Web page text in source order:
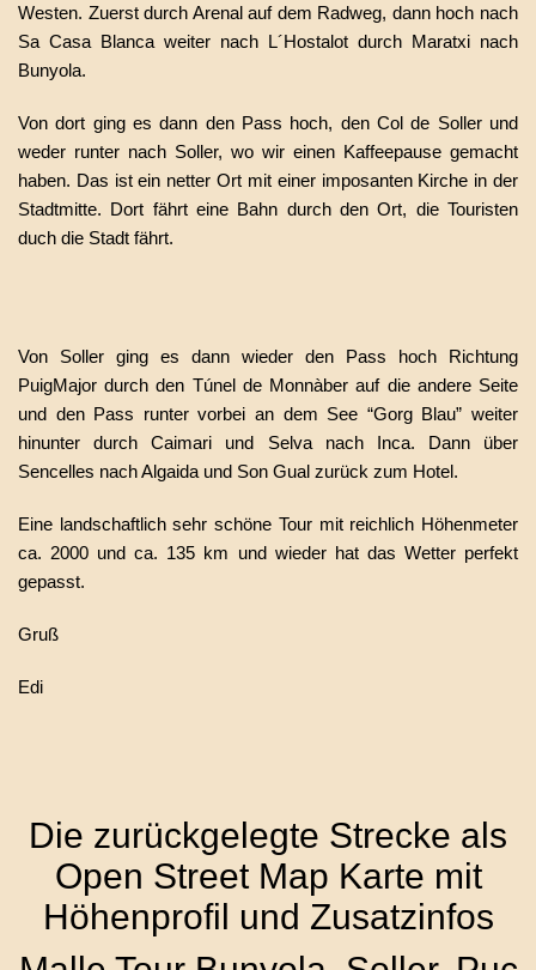
Westen. Zuerst durch Arenal auf dem Radweg, dann hoch nach
Sa Casa Blanca weiter nach L´Hostalot durch Maratxi nach
Bunyola.
Von dort ging es dann den Pass hoch, den Col de Soller und
weder runter nach Soller, wo wir einen Kaffeepause gemacht
haben. Das ist ein netter Ort mit einer imposanten Kirche in der
Stadtmitte. Dort fährt eine Bahn durch den Ort, die Touristen
duch die Stadt fährt.
Von Soller ging es dann wieder den Pass hoch Richtung
PuigMajor durch den Túnel de Monnàber auf die andere Seite
und den Pass runter vorbei an dem See “Gorg Blau” weiter
hinunter durch Caimari und Selva nach Inca. Dann über
Sencelles nach Algaida und Son Gual zurück zum Hotel.
Eine landschaftlich sehr schöne Tour mit reichlich Höhenmeter
ca. 2000 und ca. 135 km und wieder hat das Wetter perfekt
gepasst.
Gruß
Edi
Die zurückgelegte Strecke als
Open Street Map Karte mit
Höhenprofil und Zusatzinfos